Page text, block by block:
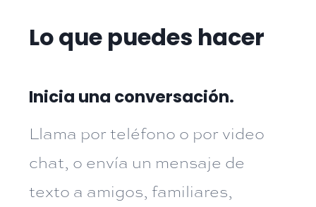
Lo que puedes hacer
Inicia una conversación.
Llama por teléfono o por video
chat, o envía un mensaje de
texto a amigos, familiares,